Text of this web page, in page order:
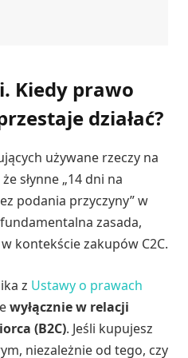
Kiedy prawo
działać?
używane rzeczy na
słynne „14 dni na
podania przyczyny” w
zasada,
kontekście zakupów C2C.
z Ustawy o prawach
wyłącznie w relacji
(B2C). Jeśli kupujesz
niezależnie od tego, czy